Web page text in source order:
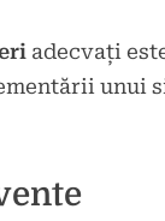
adecvați
unui